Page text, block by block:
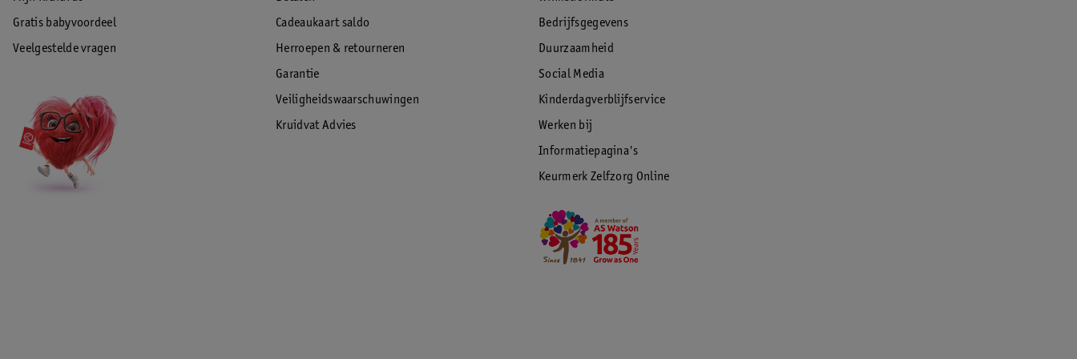
Gratis babyvoordeel
Veelgestelde vragen
Cadeaukaart saldo
Herroepen & retourneren
Garantie
Veiligheidswaarschuwingen
Kruidvat Advies
Bedrijfsgegevens
Duurzaamheid
Social Media
Kinderdagverblijfservice
Werken bij
Informatiepagina's
Keurmerk Zelfzorg Online